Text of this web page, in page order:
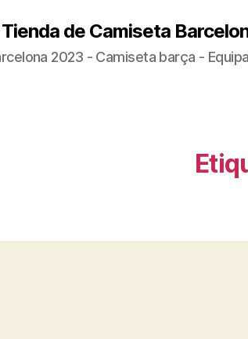
de Camiseta
2023 - Camiseta barça -